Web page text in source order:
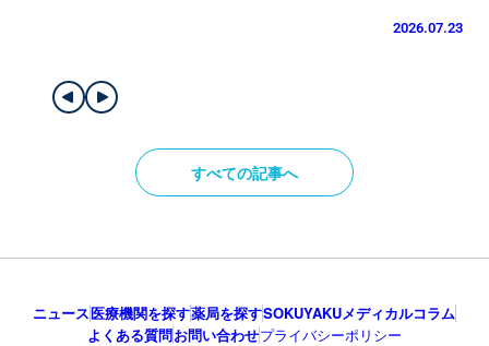
2026.07.23
すべての記事へ
ニュース医療機関を探す薬局を探すSOKUYAKUメディカルコラム
よくある質問お問い合わせプライバシーポリシー